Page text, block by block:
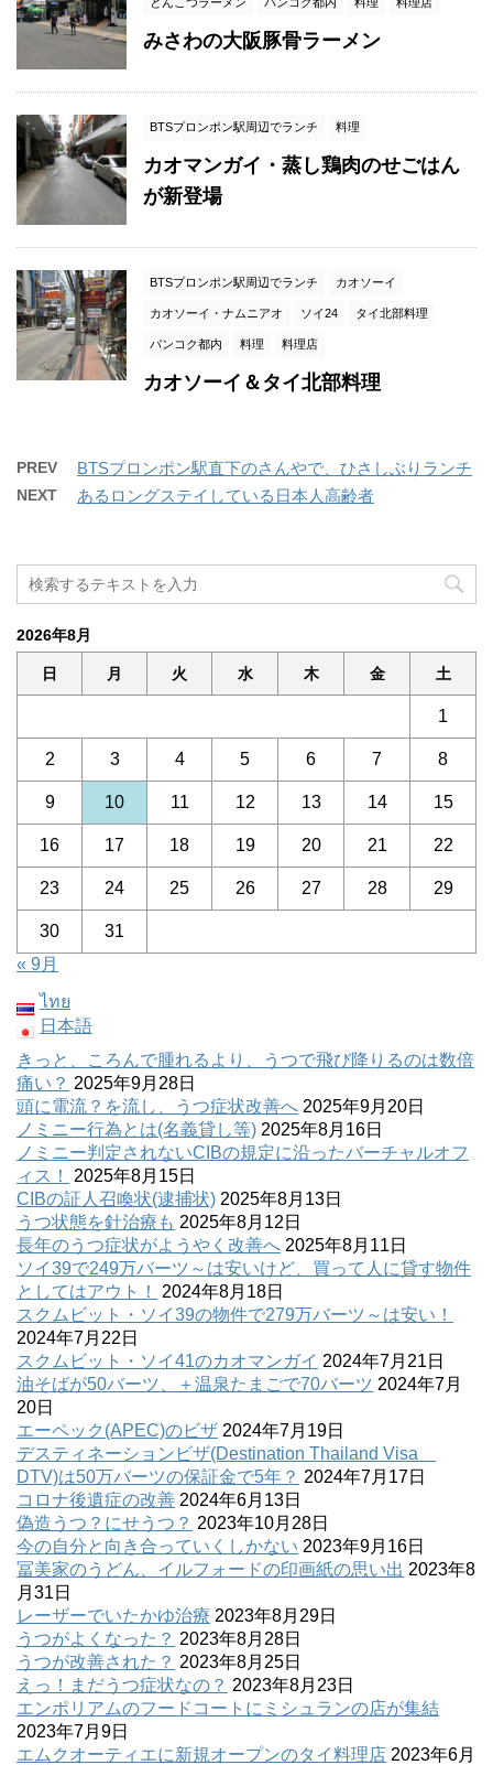
みさわの大阪豚骨ラーメン
BTSプロンポン駅周辺でランチ 料理
カオマンガイ・蒸し鶏肉のせごはん
が新登場
BTSプロンポン駅周辺でランチ カオソーイ
カオソーイ・ナムニアオ ソイ24 タイ北部料理
バンコク都内 料理 料理店
カオソーイ＆タイ北部料理
PREV BTSプロンポン駅直下のさんやで、ひさしぶりランチ
NEXT あるロングステイしている日本人高齢者
2026年8月
日 月 火 水 木 金 土
1
2 3 4 5 6 7 8
9 10 11 12 13 14 15
16 17 18 19 20 21 22
23 24 25 26 27 28 29
30
31
« 9月
ไทย
日本語
きっと、ころんで腫れるより、うつで飛び降りるのは数倍
痛い？ 2025年9月28日
頭に電流？を流し、うつ症状改善へ 2025年9月20日
ノミニー行為とは(名義貸し等) 2025年8月16日
ノミニー判定されないCIBの規定に沿ったバーチャルオフ
ィス！
2025年8月15日
CIBの証人召喚状(逮捕状) 2025年8月13日
うつ状態を針治療も 2025年8月12日
長年のうつ症状がようやく改善へ 2025年8月11日
ソイ39で249万バーツ～は安いけど、買って人に貸す物件
としてはアウト！
2024年8月18日
スクムビット・ソイ39の物件で279万バーツ～は安い！
2024年7月22日
スクムビット・ソイ41のカオマンガイ 2024年7月21日
油そばが50バーツ、＋温泉たまごで70バーツ 2024年7月
20日
エーペック(APEC)のビザ 2024年7月19日
デスティネーションビザ(Destination Thailand Visa
DTV)は50万バーツの保証金で5年？ 2024年7月17日
コロナ後遺症の改善 2024年6月13日
偽造うつ？にせうつ？ 2023年10月28日
今の自分と向き合っていくしかない 2023年9月16日
冨美家のうどん、イルフォードの印画紙の思い出 2023年8
月31日
レーザーでいたかゆ治療 2023年8月29日
うつがよくなった？ 2023年8月28日
うつが改善された？ 2023年8月25日
えっ！まだうつ症状なの？ 2023年8月23日
エンポリアムのフードコートにミシュランの店が集結
2023年7月9日
エムクオーティエに新規オープンのタイ料理店 2023年6月